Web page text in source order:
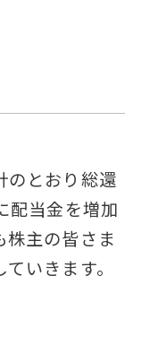
のとおり総還
配当金を増加
株主の皆さま
いきます。